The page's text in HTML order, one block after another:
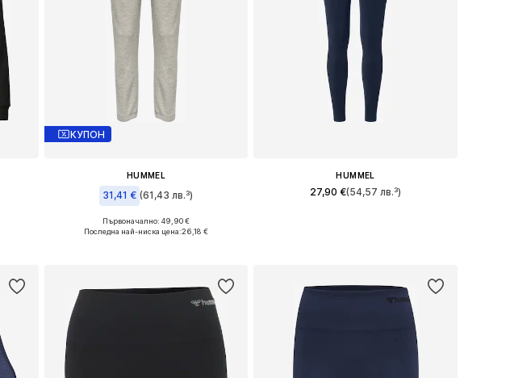
КУПОН
HUMMEL
31,41 € (61,43 лв.³)
Налични размери: S, M, L, XL
Първоначално: 49,90 €
Последна най-ниска цена:26,18 €
HUMMEL
27,90 €(54,57 лв.³)